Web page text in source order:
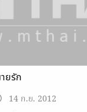
ยรัก
14 ก.ย. 2012